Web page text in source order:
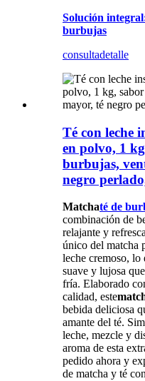
Solución
burbujas
consultadetalle
Té con leche
en polvo, 1
burbujas,
negro
Matchaté de
combinación de
relajante y
único del matcha
leche cremoso, lo
suave y lujosa
fría. Elaborado
calidad, este
bebida deliciosa
amante del té.
leche, mezcle y
aroma de esta
pedido ahora y
de matcha y té